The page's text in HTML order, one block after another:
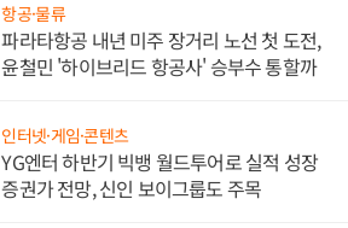
항공·물류
파라타항공 내년 미주 장거리 노선 첫 도전,
윤철민 '하이브리드 항공사' 승부수 통할까
인터넷·게임·콘텐츠
YG엔터 하반기 빅뱅 월드투어로 실적 성장
증권가 전망, 신인 보이그룹도 주목